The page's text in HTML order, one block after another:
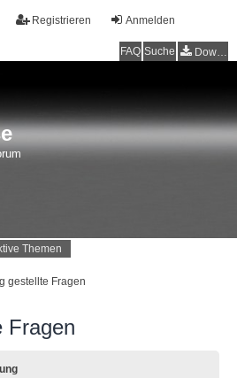
Anmelden
Registrieren
FAQ Suche Downloads
Themen
gestellte Fragen
Fragen